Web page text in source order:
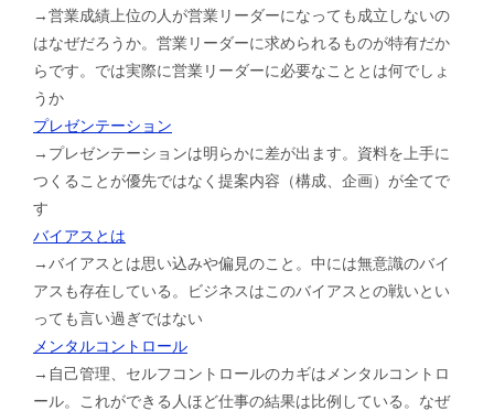
→営業成績上位の人が営業リーダーになっても成立しないの
はなぜだろうか。営業リーダーに求められるものが特有だか
らです。では実際に営業リーダーに必要なこととは何でしょ
うか
プレゼンテーション
→プレゼンテーションは明らかに差が出ます。資料を上手に
つくることが優先ではなく提案内容（構成、企画）が全てで
す
バイアスとは
→バイアスとは思い込みや偏見のこと。中には無意識のバイ
アスも存在している。ビジネスはこのバイアスとの戦いとい
っても言い過ぎではない
メンタルコントロール
→自己管理、セルフコントロールのカギはメンタルコントロ
ール。これができる人ほど仕事の結果は比例している。なぜ